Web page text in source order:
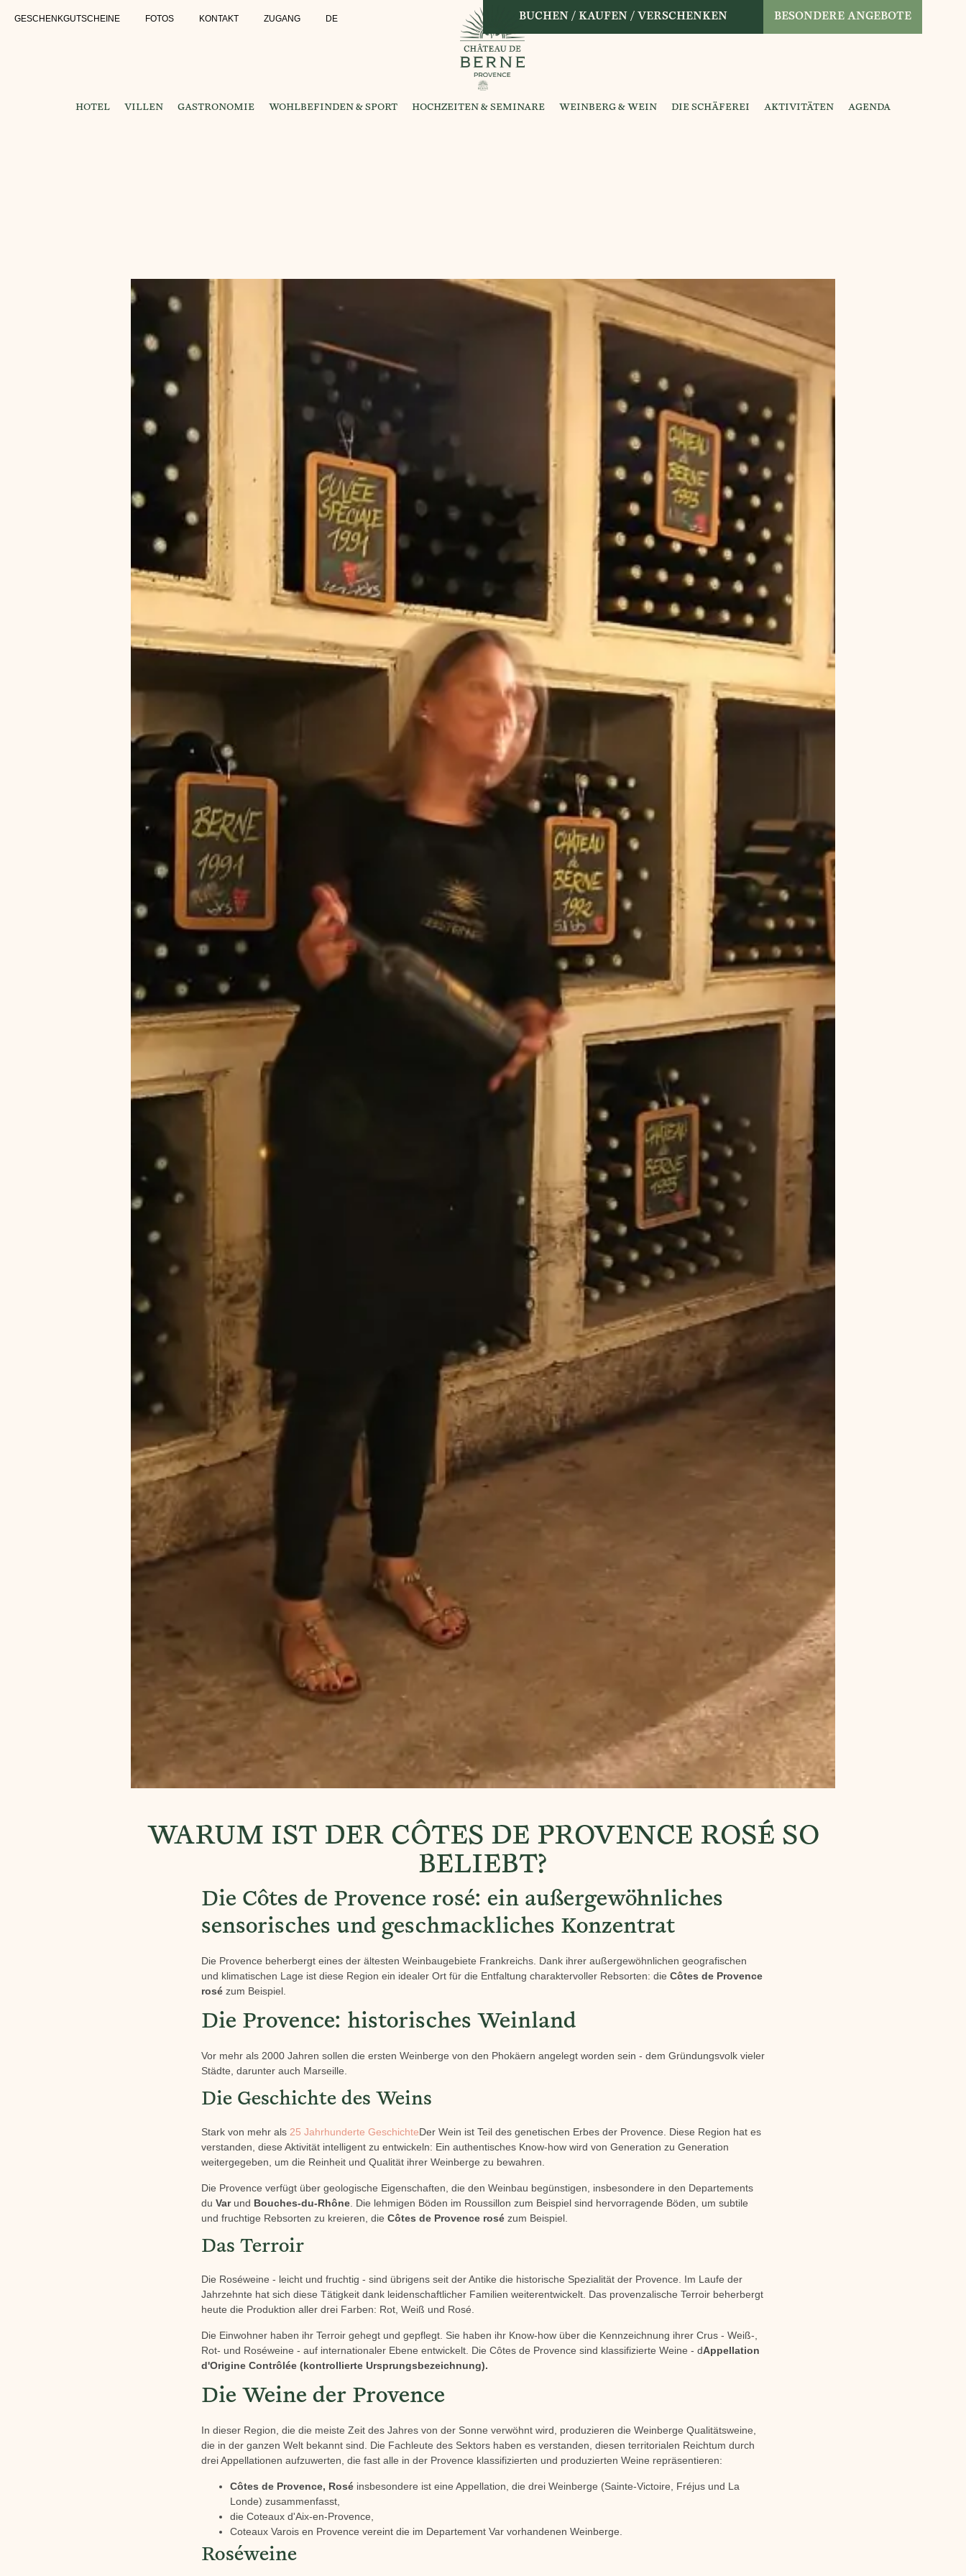
GESCHENKGUTSCHEINE FOTOS KONTAKT ZUGANG DE BUCHEN / KAUFEN / VERSCHENKEN BESONDERE ANGEBOTE
HOTEL VILLEN GASTRONOMIE WOHLBEFINDEN & SPORT HOCHZEITEN & SEMINARE WEINBERG & WEIN DIE SCHÄFEREI AKTIVITÄTEN AGENDA
WARUM IST DER CÔTES DE PROVENCE ROSÉ SO
BELIEBT?
Die Côtes de Provence rosé: ein außergewöhnliches
sensorisches und geschmackliches Konzentrat
Die Provence beherbergt eines der ältesten Weinbaugebiete Frankreichs. Dank ihrer außergewöhnlichen geografischen
und klimatischen Lage ist diese Region ein idealer Ort für die Entfaltung charaktervoller Rebsorten: die Côtes de Provence
rosé zum Beispiel.
Die Provence: historisches Weinland
Vor mehr als 2000 Jahren sollen die ersten Weinberge von den Phokäern angelegt worden sein - dem Gründungsvolk vieler
Städte, darunter auch Marseille.
Die Geschichte des Weins
Stark von mehr als 25 Jahrhunderte GeschichteDer Wein ist Teil des genetischen Erbes der Provence. Diese Region hat es
verstanden, diese Aktivität intelligent zu entwickeln: Ein authentisches Know-how wird von Generation zu Generation
weitergegeben, um die Reinheit und Qualität ihrer Weinberge zu bewahren.
Die Provence verfügt über geologische Eigenschaften, die den Weinbau begünstigen, insbesondere in den Departements
du Varund Bouches-du-Rhône . Die lehmigen Böden im Roussillon zum Beispiel sind hervorragende Böden, um subtile
und fruchtige Rebsorten zu kreieren, die Côtes de Provence rosé zum Beispiel.
Das Terroir
Die Roséweine - leicht und fruchtig - sind übrigens seit der Antike die historische Spezialität der Provence. Im Laufe der
Jahrzehnte hat sich diese Tätigkeit dank leidenschaftlicher Familien weiterentwickelt. Das provenzalische Terroir beherbergt
heute die Produktion aller drei Farben: Rot, Weiß und Rosé.
Die Einwohner haben ihr Terroir gehegt und gepflegt. Sie haben ihr Know-how über die Kennzeichnung ihrer Crus - Weiß-,
Rot- und Roséweine - auf internationaler Ebene entwickelt. Die Côtes de Provence sind klassifizierte Weine - dAppellation
d'Origine Contrôlée (kontrollierte Ursprungsbezeichnung).
Die Weine der Provence
In dieser Region, die die meiste Zeit des Jahres von der Sonne verwöhnt wird, produzieren die Weinberge Qualitätsweine,
die in der ganzen Welt bekannt sind. Die Fachleute des Sektors haben es verstanden, diesen territorialen Reichtum durch
drei Appellationen aufzuwerten, die fast alle in der Provence klassifizierten und produzierten Weine repräsentieren:
Côtes de Provence, Rosé insbesondere ist eine Appellation, die drei Weinberge (Sainte-Victoire, Fréjus und La
Londe) zusammenfasst,
die Coteaux d'Aix-en-Provence,
Coteaux Varois en Provence vereint die im Departement Var vorhandenen Weinberge.
Roséweine